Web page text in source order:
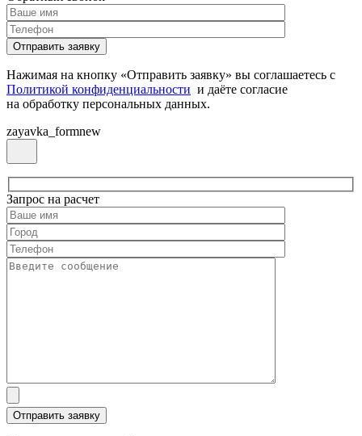
Нажимая на кнопку «Отправить заявку» вы соглашаетесь с
Политикой конфиденциальности и даёте согласие
на обработку персональных данных.
zayavka_formnew
Запрос на расчет